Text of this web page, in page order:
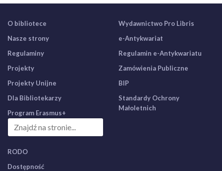
O bibliotece
Nasze strony
Regulaminy
Projekty
Projekty Unijne
Dla Bibliotekarzy
Program Erasmus+
Wydawnictwo Pro Libris
e-Antykwariat
Regulamin e-Antykwariatu
Zamówienia Publiczne
BIP
Standardy Ochrony
Małoletnich
RODO
Dostępność